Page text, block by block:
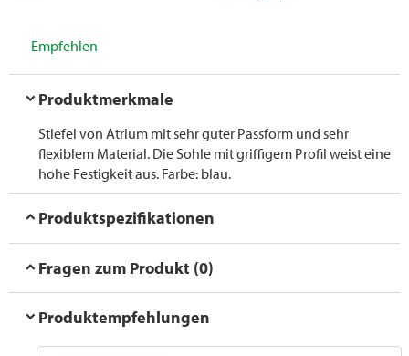
Empfehlen
Produktmerkmale
Stiefel von Atrium mit sehr guter Passform und sehr
flexiblem Material. Die Sohle mit griffigem Profil weist eine
hohe Festigkeit aus. Farbe: blau.
Produktspezifikationen
Fragen zum Produkt (0)
Produktempfehlungen